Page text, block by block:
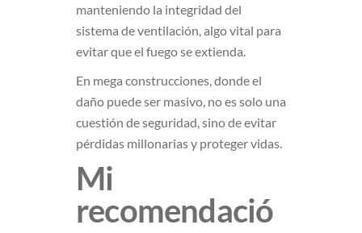
manteniendo la integridad del
sistema de ventilación, algo vital para
evitar que el fuego se extienda.
En mega construcciones, donde el
daño puede ser masivo, no es solo una
cuestión de seguridad, sino de evitar
pérdidas millonarias y proteger vidas.
Mi
recomendació